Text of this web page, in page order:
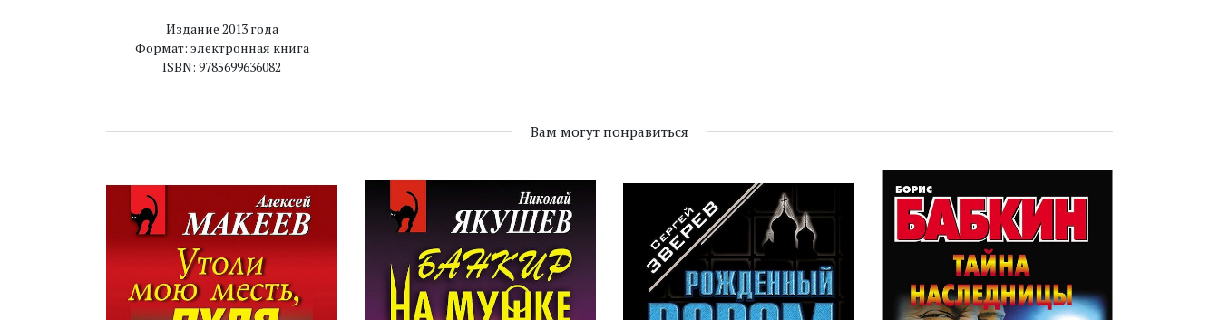
Издание 2013 года
Формат: электронная книга
ISBN: 9785699636082
Вам могут понравиться